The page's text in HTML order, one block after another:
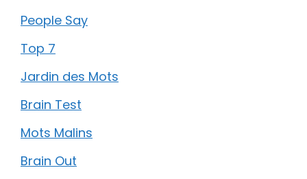
People Say
Top 7
Jardin des Mots
Brain Test
Mots Malins
Brain Out